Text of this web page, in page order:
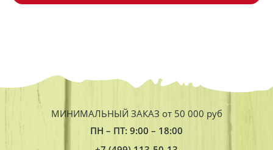
МИНИМАЛЬНЫЙ ЗАКАЗ от 50 000 руб
ПН – ПТ: 9:00 – 18:00